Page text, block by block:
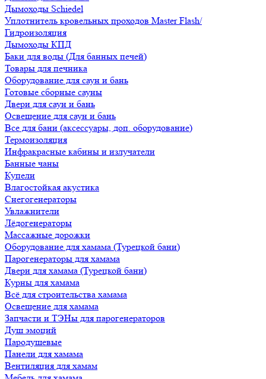
Дымоходы Schiedel
Уплотнитель кровельных проходов Master Flash/
Гидроизоляция
Дымоходы КПД
Баки для воды (Для банных печей)
Товары для печника
Оборудование для саун и бань
Готовые сборные сауны
Двери для саун и бань
Освещение для саун и бань
Все для бани (аксессуары, доп. оборудование)
Термоизоляция
Инфракрасные кабины и излучатели
Банные чаны
Купели
Влагостойкая акустика
Снегогенераторы
Увлажнители
Лёдогенераторы
Массажные дорожки
Оборудование для хамама (Турецкой бани)
Парогенераторы для хамама
Двери для хамама (Турецкой бани)
Курны для хамама
Всё для строительства хамама
Освещение для хамама
Запчасти и ТЭНы для парогенераторов
Душ эмоций
Пародушевые
Панели для хамама
Вентиляция для хамам